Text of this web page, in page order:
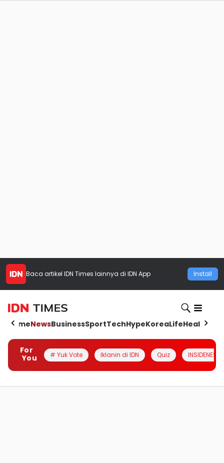
Baca artikel IDN Times lainnya di IDN App Install
HomeNewsBusinessSportTechHypeKoreaLifeHealth
For
You
# Yuk Vote Iklanin di IDN Quiz INSIDENESIA